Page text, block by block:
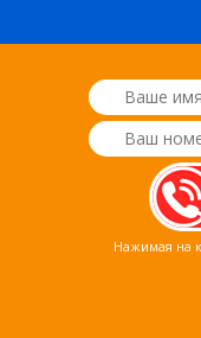
Нажимая на